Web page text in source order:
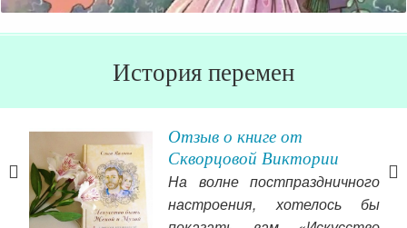
История перемен
Отзыв о книге от
Скворцовой Виктории
На волне постпраздничного
настроения, хотелось бы